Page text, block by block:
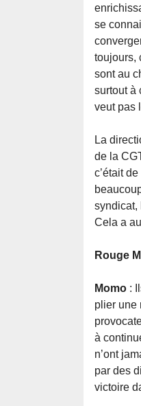
se
toujours,
sont au
surtout à
veut pas
La
de la
c’était
syndicat,
Cela a
Rouge
Momo :
plier une
à
n’ont
par des
victoire